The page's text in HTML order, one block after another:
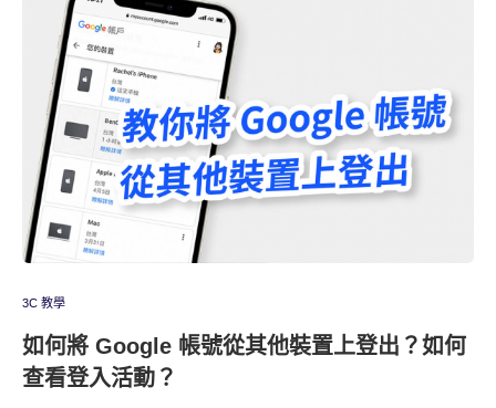
3C 教學
如何將 Google 帳號從其他裝置上登出？如何
查看登入活動？